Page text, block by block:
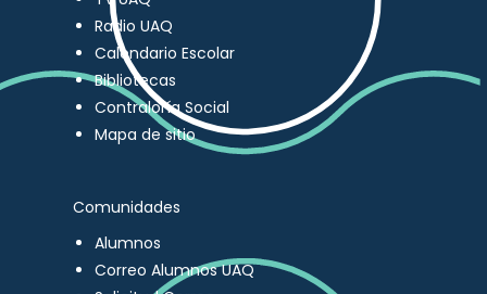
Radio UAQ
Calendario Escolar
Bibliotecas
Contraloría Social
Mapa de sitio
Comunidades
Alumnos
Correo Alumnos UAQ